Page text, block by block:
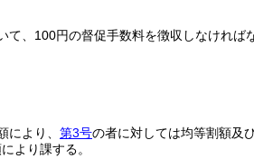
、100円の督促手数料を徴収しなければ
より、 第3号の者に対しては均等割額及
より課する。